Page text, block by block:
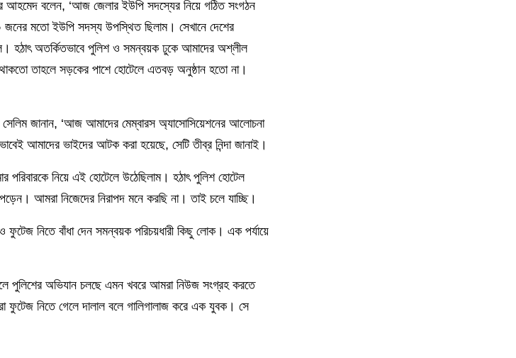
বলেন, ‘আজ জেলার ইউপি সদস্যের নিয়ে গঠিত সংগঠন
মতো ইউপি সদস্য উপস্থিত ছিলাম। সেখানে দেশের
হঠাৎ অতর্কিতভাবে পুলিশ ও সমন্বয়ক ঢুকে আমাদের অশ্লীল
তাহলে সড়কের পাশে হোটেলে এতবড় অনুষ্ঠান হতো না।
জানান, ‘আজ আমাদের মেম্বারস অ্যাসোসিয়েশনের আলোচনা
আমাদের ভাইদের আটক করা হয়েছে, সেটি তীব্র নিন্দা জানাই।
নিয়ে এই হোটেলে উঠেছিলাম। হঠাৎ পুলিশ হোটেল
আমরা নিজেদের নিরাপদ মনে করছি না। তাই চলে যাচ্ছি।
ফুটেজ নিতে বাঁধা দেন সমন্বয়ক পরিচয়ধারী কিছু লোক। এক পর্যায়ে
পুলিশের অভিযান চলছে এমন খবরে আমরা নিউজ সংগ্রহ করতে
নিতে গেলে দালাল বলে গালিগালাজ করে এক যুবক। সে